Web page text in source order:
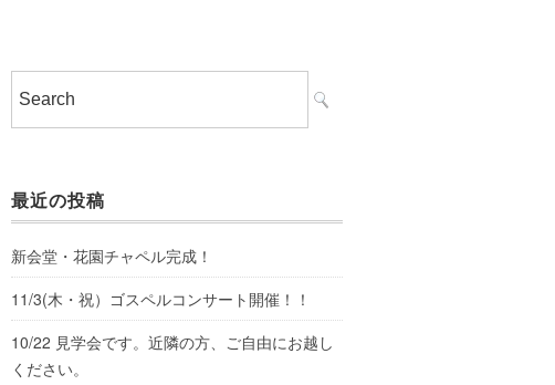
最近の投稿
新会堂・花園チャペル完成！
11/3(木・祝）ゴスペルコンサート開催！！
10/22 見学会です。近隣の方、ご自由にお越し
ください。